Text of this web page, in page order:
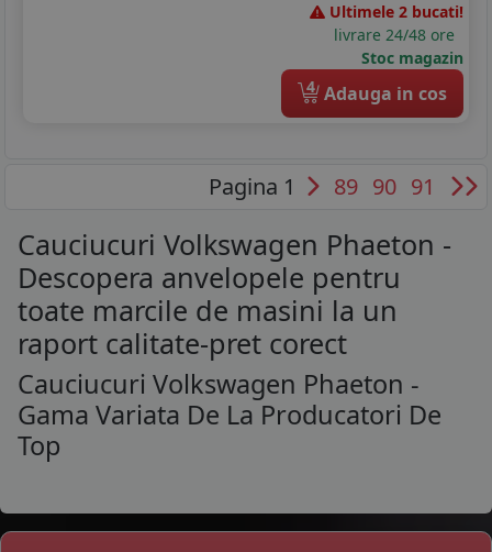
Ultimele 2 bucati!
livrare 24/48 ore
Stoc magazin
4 Adauga in cos
Pagina 1 89 90 91
Cauciucuri Volkswagen Phaeton -
Descopera anvelopele pentru
toate marcile de masini la un
raport calitate-pret corect
Cauciucuri Volkswagen Phaeton -
Gama Variata De La Producatori De
Top